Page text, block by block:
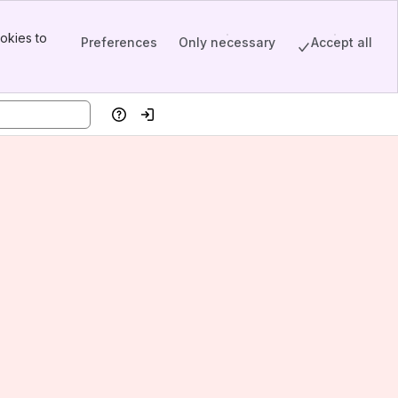
to
Preferences Only necessary Accept all
HelpLog in